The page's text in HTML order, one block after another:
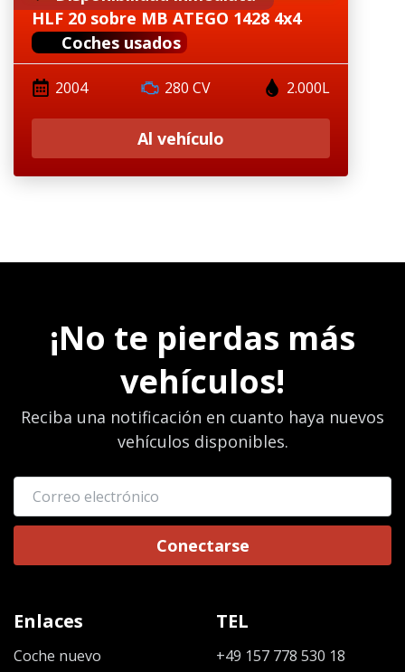
HLF 20 sobre MB ATEGO 1428 4x4
Coches usados
2004 280 CV 2.000L
Al vehículo
¡No te pierdas más
vehículos!
Reciba una notificación en cuanto haya nuevos
vehículos disponibles.
Conectarse
Enlaces
Coche nuevo
TEL
+49 157 778 530 18